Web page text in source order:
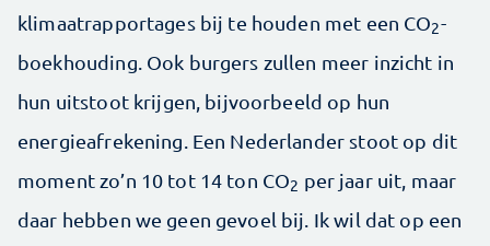
klimaatrapportages bij te houden met een CO2-
boekhouding. Ook burgers zullen meer inzicht in
hun uitstoot krijgen, bijvoorbeeld op hun
energieafrekening. Een Nederlander stoot op dit
moment zo’n 10 tot 14 ton CO2 per jaar uit, maar
daar hebben we geen gevoel bij. Ik wil dat op een